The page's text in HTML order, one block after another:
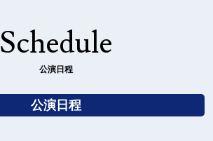
Schedule
公演日程
公演日程